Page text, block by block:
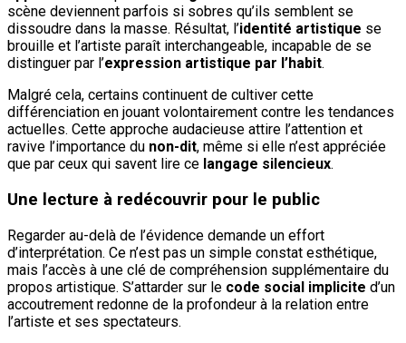
scène deviennent parfois si sobres qu’ils semblent se
dissoudre dans la masse. Résultat, l’identité artistique se
brouille et l’artiste paraît interchangeable, incapable de se
distinguer par l’expression artistique par l’habit.
Malgré cela, certains continuent de cultiver cette
différenciation en jouant volontairement contre les tendances
actuelles. Cette approche audacieuse attire l’attention et
ravive l’importance du non-dit, même si elle n’est appréciée
que par ceux qui savent lire ce langage silencieux.
Une lecture à redécouvrir pour le public
Regarder au-delà de l’évidence demande un effort
d’interprétation. Ce n’est pas un simple constat esthétique,
mais l’accès à une clé de compréhension supplémentaire du
propos artistique. S’attarder sur le code social implicite d’un
accoutrement redonne de la profondeur à la relation entre
l’artiste et ses spectateurs.